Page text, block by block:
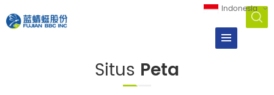
Indonesia
Situs Peta